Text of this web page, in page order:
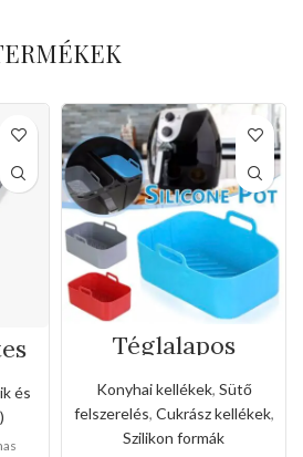
és
Téglalapos
szilikon forma
forró levegős
sütőhöz
Konyhai kellékek, Sütő
felszerelés, Cukrász kellékek,
Szilikon formák